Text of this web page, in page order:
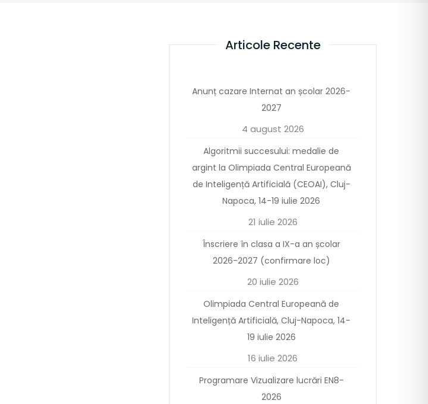
Articole Recente
Anunț cazare Internat an școlar 2026-
2027
4 august 2026
Algoritmii succesului: medalie de
argint la Olimpiada Central Europeană
de Inteligență Artificială (CEOAI), Cluj-
Napoca, 14-19 iulie 2026
21 iulie 2026
Înscriere în clasa a IX-a an școlar
2026-2027 (confirmare loc)
20 iulie 2026
Olimpiada Central Europeană de
Inteligență Artificială, Cluj-Napoca, 14-
19 iulie 2026
16 iulie 2026
Programare Vizualizare lucrări EN8-
2026